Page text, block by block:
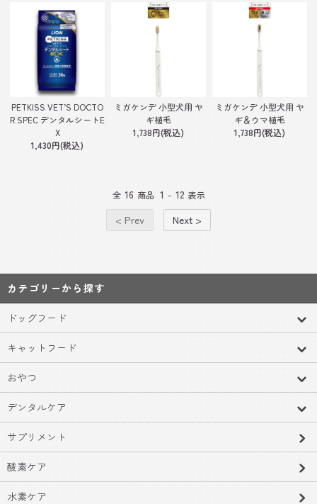
PETKISS VET’S DOCTO
R SPEC デンタルシートE
X
1,430円(税込)
ミガケンデ 小型犬用 ヤ
ギ植毛
1,738円(税込)
ミガケンデ 小型犬用 ヤ
ギ＆ウマ植毛
1,738円(税込)
全 16 商品 1 - 12 表示
< Prev Next >
カテゴリーから探す
ドッグフード
キャットフード
おやつ
デンタルケア
サプリメント
酸素ケア
水素ケア